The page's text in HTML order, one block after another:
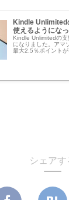
Kindle Unlimited
使えるようにな
Kindle Unlimitedの
になりました。アマ
最大2.5％ポイント
シェアす